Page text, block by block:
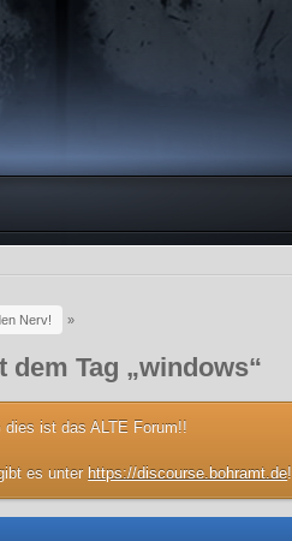
Nerv! »
dem Tag „windows“
dies ist das ALTE Forum!!
es unter https://discourse.bohramt.de!